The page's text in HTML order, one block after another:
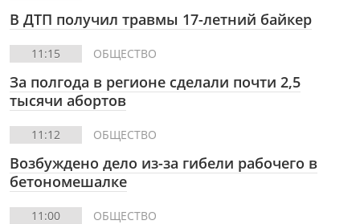
В ДТП получил травмы 17-летний байкер
11:15 ОБЩЕСТВО
За полгода в регионе сделали почти 2,5
тысячи абортов
11:12 ОБЩЕСТВО
Возбуждено дело из-за гибели рабочего в
бетономешалке
11:00 ОБЩЕСТВО